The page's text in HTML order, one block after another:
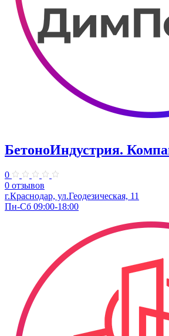
БетоноИндустрия.
0
0 отзывов
г.Краснодар, ул.Геодезическая, 11
Пн-Сб 09:00-18:00